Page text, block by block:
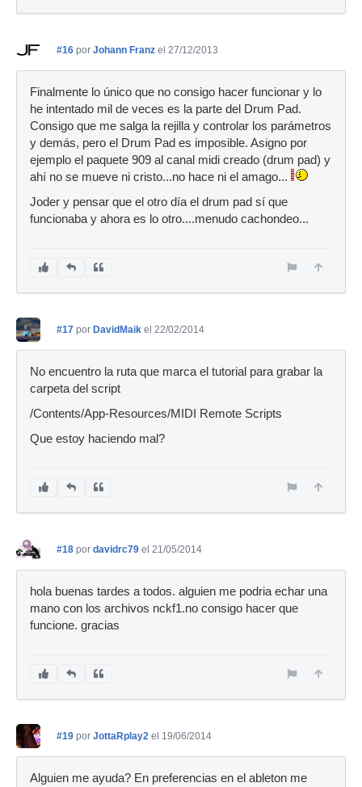
#16 por Johann Franz el 27/12/2013
Finalmente lo único que no consigo hacer funcionar y lo
he intentado mil de veces es la parte del Drum Pad.
Consigo que me salga la rejilla y controlar los parámetros
y demás, pero el Drum Pad es imposible. Asigno por
ejemplo el paquete 909 al canal midi creado (drum pad) y
ahí no se mueve ni cristo...no hace ni el amago...
Joder y pensar que el otro día el drum pad sí que
funcionaba y ahora es lo otro....menudo cachondeo...
#17 por DavidMaik el 22/02/2014
No encuentro la ruta que marca el tutorial para grabar la
carpeta del script
/Contents/App-Resources/MIDI Remote Scripts
Que estoy haciendo mal?
#18 por davidrc79 el 21/05/2014
hola buenas tardes a todos. alguien me podria echar una
mano con los archivos nckf1.no consigo hacer que
funcione. gracias
#19 por JottaRplay2 el 19/06/2014
Alguien me ayuda? En preferencias en el ableton me